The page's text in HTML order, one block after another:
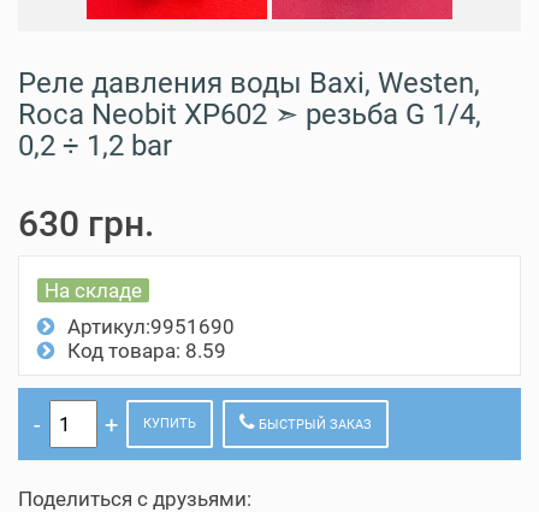
Реле давления воды Baxi, Westen,
Roca Neobit XP602 ➣ резьба G 1/4,
0,2 ÷ 1,2 bar
630 грн.
На складе
Артикул:9951690
Код товара: 8.59
КУПИТЬ БЫСТРЫЙ ЗАКАЗ
Поделиться с друзьями: